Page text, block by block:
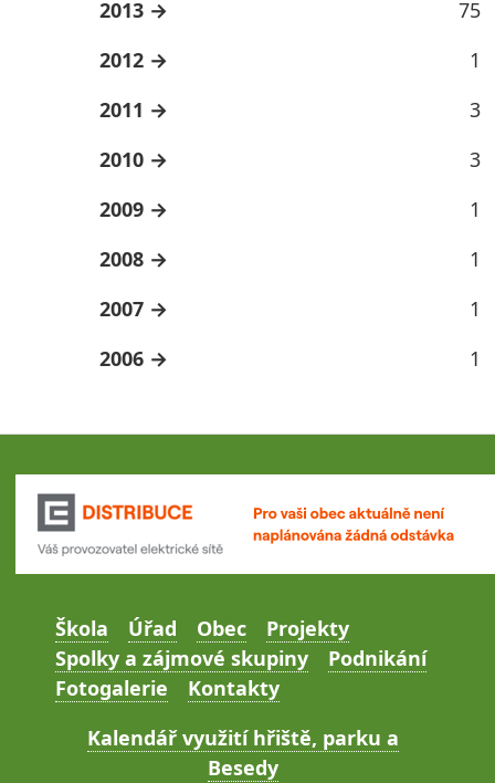
2013
75
2012
1
2011
3
2010
3
2009
1
2008
1
2007
1
2006
1
Škola Úřad Obec
Projekty
Spolky a zájmové skupiny
Podnikání
Fotogalerie
Kontakty
Kalendář využití hřiště, parku a
Besedy